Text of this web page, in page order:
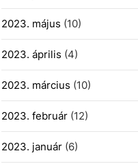
2023. május (10)
2023. április (4)
2023. március (10)
2023. február(12)
2023. január(6)